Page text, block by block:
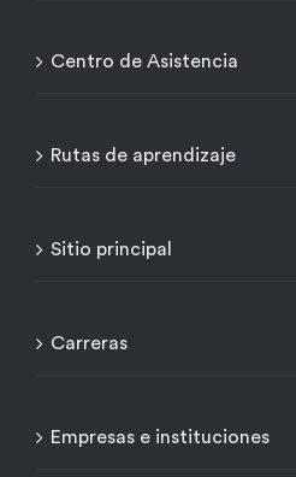
Centro de Asistencia
Rutas de aprendizaje
Sitio principal
Carreras
Empresas e instituciones